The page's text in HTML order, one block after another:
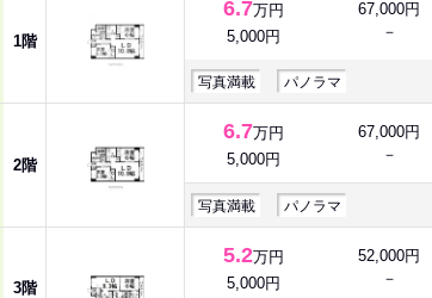
1階
6.7万円
5,000円
67,000円
－
写真満載 パノラマ
2階
6.7万円
5,000円
67,000円
－
写真満載 パノラマ
3階
5.2万円
5,000円
52,000円
－